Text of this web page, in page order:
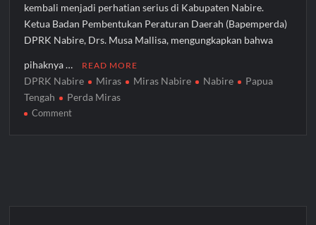
kembali menjadi perhatian serius di Kabupaten Nabire.
Ketua Badan Pembentukan Peraturan Daerah (Bapemperda)
DPRK Nabire, Drs. Musa Mallisa, mengungkapkan bahwa
pihaknya … READ MORE
DPRK Nabire Miras Miras Nabire Nabire
Papua
Tengah
Perda Miras
Commenton